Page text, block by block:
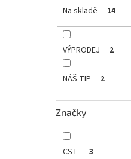
Na skladě 14
VÝPRODEJ 2
NÁŠ TIP 2
Značky
CST 3